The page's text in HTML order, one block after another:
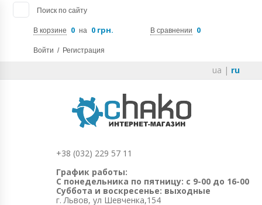
Поиск по сайту
В корзине 0 на 0 грн. В сравнении 0
Войти / Регистрация
ua | ru
+38 (032) 229 57 11
График работы:
С понедельника по пятницу: с 9-00 до 16-00
Суббота и воскресенье: выходные
г. Львов, ул Шевченка,154